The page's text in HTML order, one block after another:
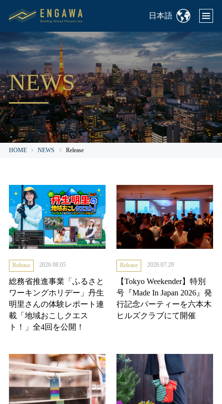
日本語
NEWS
HOME NEWS Release
Release 2026.08.05
総務省推進事業「ふるさと
ワーキングホリデー」丹生
明里さんの体験レポート連
載「地域おこしクエス
ト！」全4回を公開！
Release 2026.07.29
【Tokyo Weekender】特別
号『Made In Japan 2026』発
行記念パーティーを六本木
ヒルズクラブにて開催